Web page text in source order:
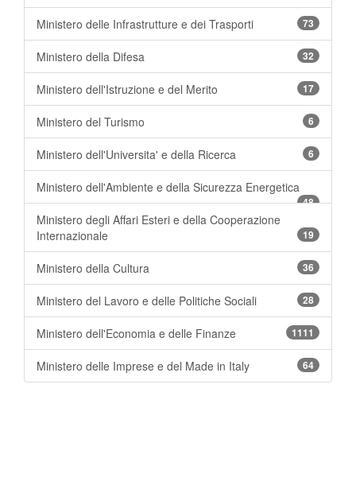
Ministero delle Infrastrutture e dei Trasporti 73
Ministero della Difesa 32
Ministero dell'Istruzione e del Merito 17
Ministero del Turismo 6
Ministero dell'Universita' e della Ricerca 6
Ministero dell'Ambiente e della Sicurezza Energetica
48
Ministero degli Affari Esteri e della Cooperazione
Internazionale
19
Ministero della Cultura 36
Ministero del Lavoro e delle Politiche Sociali 28
Ministero dell'Economia e delle Finanze 1111
Ministero delle Imprese e del Made in Italy 64